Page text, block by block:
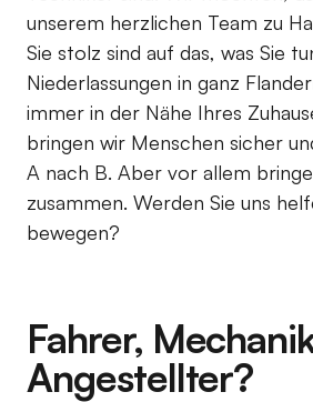
unserem herzlichen Team zu
Sie stolz sind auf das, was Sie
Niederlassungen in ganz
immer in der Nähe Ihres
bringen wir Menschen sicher
A nach B. Aber vor allem
zusammen. Werden Sie uns
bewegen?
Fahrer,
Angestellter?